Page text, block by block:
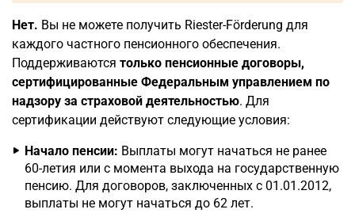
Нет. Вы не можете получить Riester-Förderung для
каждого частного пенсионного обеспечения.
Поддерживаются только пенсионные договоры,
сертифицированные Федеральным управлением по
надзору за страховой деятельностью. Для
сертификации действуют следующие условия:
Начало пенсии: Выплаты могут начаться не ранее
60-летия или с момента выхода на государственную
пенсию. Для договоров, заключенных с 01.01.2012,
выплаты не могут начаться до 62 лет.